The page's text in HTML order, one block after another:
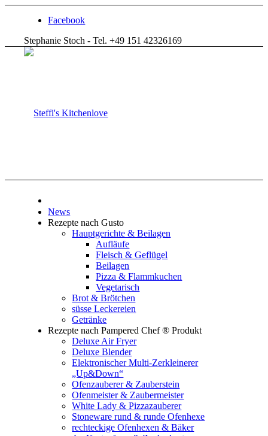
Facebook
Stephanie Stoch - Tel. +49 151 42326169
News
Rezepte nach Gusto
Hauptgerichte & Beilagen
Aufläufe
Fleisch & Geflügel
Beilagen
Pizza & Flammkuchen
Vegetarisch
Brot & Brötchen
süsse Leckereien
Getränke
Rezepte nach Pampered Chef ® Produkt
Deluxe Air Fryer
Deluxe Blender
Elektronischer Multi-Zerkleinerer
„Up&Down“
Ofenzauberer & Zauberstein
Ofenmeister & Zaubermeister
White Lady & Pizzazauberer
Stoneware rund & runde Ofenhexe
rechteckige Ofenhexen & Bäker